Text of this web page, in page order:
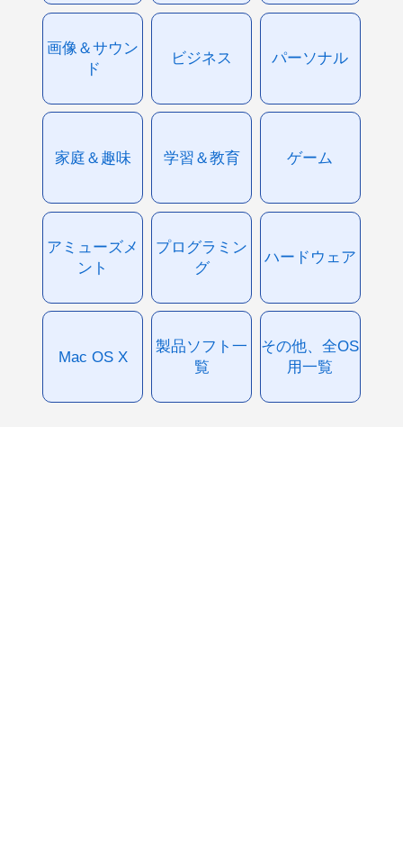
画像＆サウン
ド
ビジネス パーソナル
家庭＆趣味 学習＆教育 ゲーム
アミューズメ
ント
プログラミン
グ
ハードウェア
Mac OS X
製品ソフト一
覧
その他、全OS
用一覧